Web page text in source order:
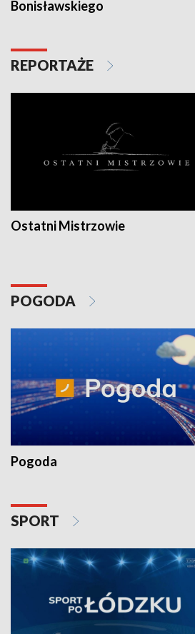
Bonisławskiego
REPORTAŻE
Ostatni Mistrzowie
POGODA
Pogoda
SPORT